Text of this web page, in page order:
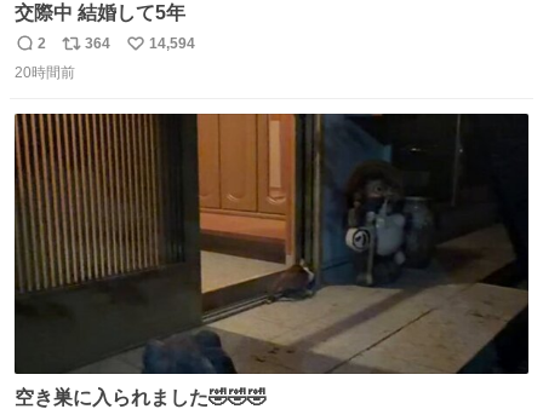
交際中 結婚して5年
返
信
2
リ
ポ
ト
数
364
い
数
14,594
20時間前
空き巣に入られました🤣🤣🤣